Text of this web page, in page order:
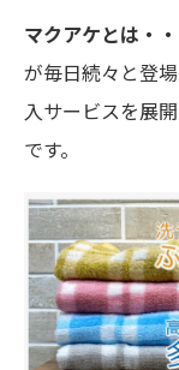
マクアケとは・・
が毎日続々と登
入サービスを展
です。